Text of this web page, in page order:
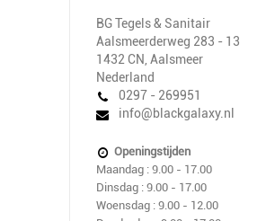
BG Tegels & Sanitair
Aalsmeerderweg 283 - 13
1432 CN Aalsmeer
Nederland
0297 - 269951
info@blackgalaxy.nl
Openingstijden
Maandag : 9.00 - 17.00
Dinsdag : 9.00 - 17.00
Woensdag : 9.00 - 12.00